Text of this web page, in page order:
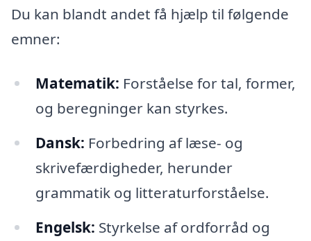
Du kan blandt andet få hjælp til følgende
emner:
Matematik: Forståelse for tal, former,
og beregninger kan styrkes.
Dansk: Forbedring af læse- og
skrivefærdigheder, herunder
grammatik og litteraturforståelse.
Engelsk: Styrkelse af ordforråd og